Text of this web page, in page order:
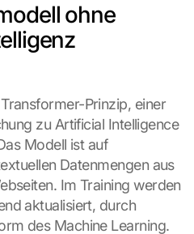
ohne
Prinzip, einer
zu Artificial Intelligence
Modell ist auf
Datenmengen aus
Im Training werden
aktualisiert, durch
des Machine Learning.